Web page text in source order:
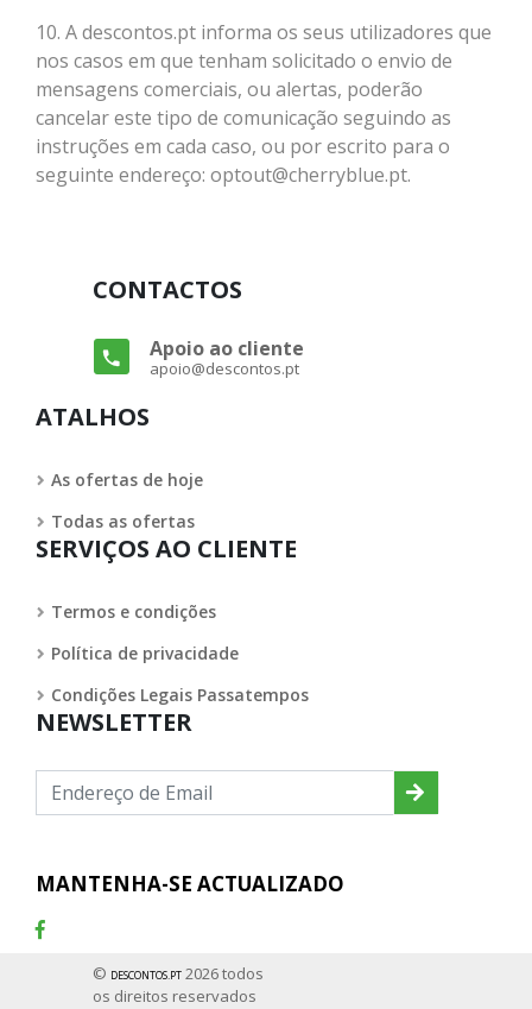
10. A descontos.pt informa os seus utilizadores que
nos casos em que tenham solicitado o envio de
mensagens comerciais, ou alertas, poderão
cancelar este tipo de comunicação seguindo as
instruções em cada caso, ou por escrito para o
seguinte endereço: optout@cherryblue.pt.
CONTACTOS
Apoio ao cliente
apoio@descontos.pt
ATALHOS
As ofertas de hoje
Todas as ofertas
SERVIÇOS AO CLIENTE
Termos e condições
Política de privacidade
Condições Legais Passatempos
NEWSLETTER
MANTENHA-SE ACTUALIZADO
© descontos.pt2026 todos
os direitos reservados